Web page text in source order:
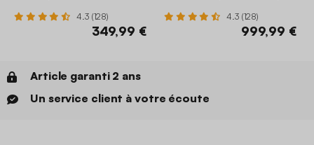
4.3 (128)
349,99 €
4.3 (128)
999,99 €
Article garanti 2 ans
Un service client à votre écoute